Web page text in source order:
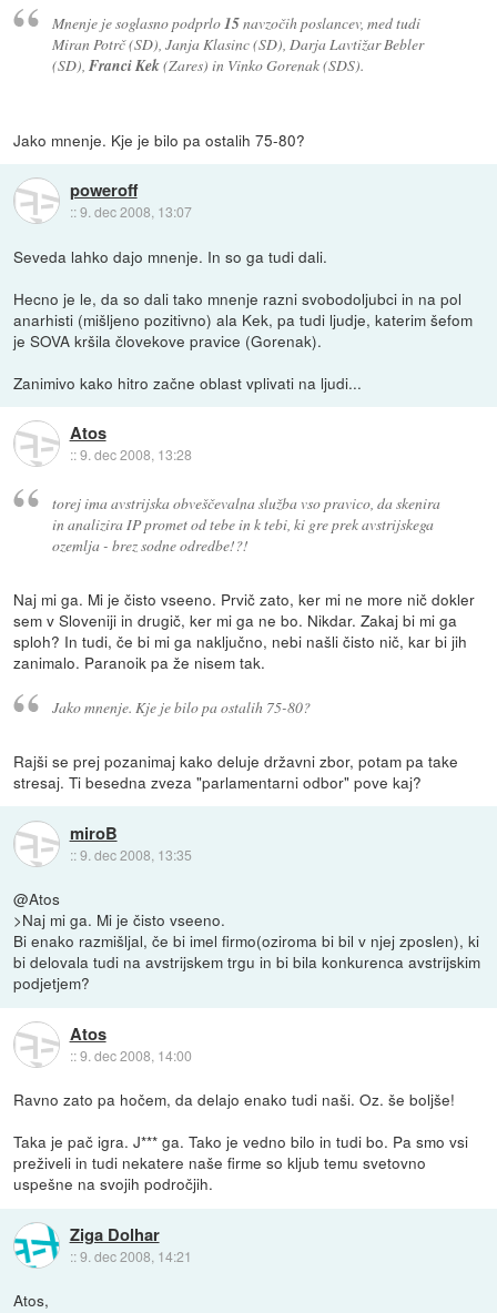
Mnenje je soglasno podprlo15navzočih poslancev, med tudi
Miran Potrč (SD), Janja Klasinc (SD), Darja Lavtižar Bebler
(SD), Franci Kek(Zares) in Vinko Gorenak (SDS).
Jako mnenje. Kje je bilo pa ostalih 75-80?
poweroff
::9. dec 2008, 13:07
Seveda lahko dajo mnenje. In so ga tudi dali.
Hecno je le, da so dali tako mnenje razni svobodoljubci in na pol
anarhisti (mišljeno pozitivno) ala Kek, pa tudi ljudje, katerim šefom
je SOVA kršila človekove pravice (Gorenak).
Zanimivo kako hitro začne oblast vplivati na ljudi...
Atos
::9. dec 2008, 13:28
torej ima avstrijska obveščevalna služba vso pravico, da skenira
in analizira IP promet od tebe in k tebi, ki gre prek avstrijskega
ozemlja - brez sodne odredbe!?!
Naj mi ga. Mi je čisto vseeno. Prvič zato, ker mi ne more nič dokler
sem v Sloveniji in drugič, ker mi ga ne bo. Nikdar. Zakaj bi mi ga
sploh? In tudi, če bi mi ga naključno, nebi našli čisto nič, kar bi jih
zanimalo. Paranoik pa že nisem tak.
Jako mnenje. Kje je bilo pa ostalih 75-80?
Rajši se prej pozanimaj kako deluje državni zbor, potam pa take
stresaj. Ti besedna zveza "parlamentarni odbor" pove kaj?
miroB
::9. dec 2008, 13:35
@Atos
>Naj mi ga. Mi je čisto vseeno.
Bi enako razmišljal, če bi imel firmo(oziroma bi bil v njej zposlen), ki
bi delovala tudi na avstrijskem trgu in bi bila konkurenca avstrijskim
podjetjem?
Atos
::9. dec 2008, 14:00
Ravno zato pa hočem, da delajo enako tudi naši. Oz. še boljše!
Taka je pač igra. J*** ga. Tako je vedno bilo in tudi bo. Pa smo vsi
preživeli in tudi nekatere naše firme so kljub temu svetovno
uspešne na svojih področjih.
Ziga Dolhar
::9. dec 2008, 14:21
Atos,